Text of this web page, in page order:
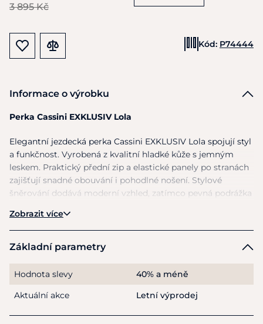
3 895 Kč
Kód: P74444
Informace o výrobku
Perka Cassini EXKLUSIV Lola
Elegantní jezdecká perka Cassini EXKLUSIV Lola spojují styl
a funkčnost. Vyrobená z kvalitní hladké kůže s jemným
leskem. Praktický přední zip a elastické panely po stranách
zajišťují snadné obouvání i pohodlné nošení. Stylové
šněrování dodává moderní vzhled, zatímco pevná podrážka
jezdce, kteří hledají komfort a eleganci v jednom.
ZnačkaCassinijeexkluzivní značkou
kvalitní jezdecké vybavení s důrazem na funkčnost, styl a
potřeby moderních jezdců. Každý detail byl navržen s
respektem k tradičním hodnotám a s ohledem na současné
Zobrazit více
Základní parametry
Hodnota slevy
40% a méně
Aktuální akce
Letní výprodej